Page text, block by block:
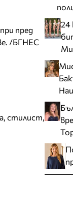
пред
/БГНЕС
стилист
24